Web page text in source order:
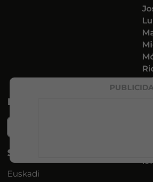
BUSCADOR
SECCIONES
Euskadi